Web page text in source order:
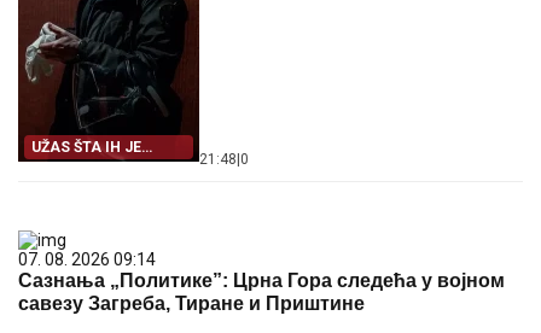
UŽAS ŠTA IH JE
ZADESILO
21:48 0
07. 08. 2026 09:14
Сазнања „Политике”: Црна Гора следећа у војном
савезу Загреба, Тиране и Приштине